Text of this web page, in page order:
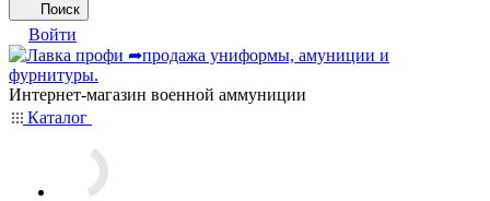
Поиск
Войти
Интернет-магазин военной аммуниции
Каталог